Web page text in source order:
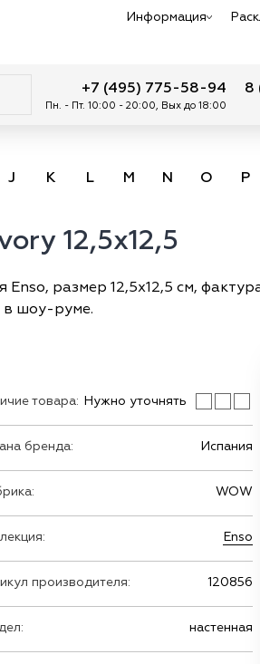
Информация
+7 (495) 775-58-94
Пн. - Пт. 10:00 - 20:00, Вых до 18:00
8
J K L M N O P
12,5x12,5
размер 12,5х12,5 см,
в шоу-руме.
товара: Нужно уточнять
бренда: Испания
WOW
Enso
производителя: 120856
настенная